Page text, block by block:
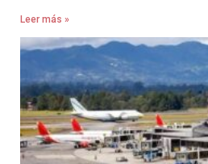
Leer más »